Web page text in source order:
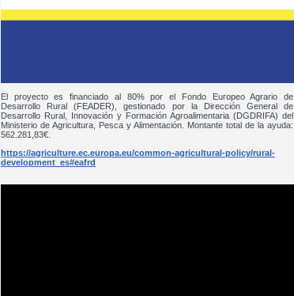
El proyecto es financiado al 80% por el Fondo Europeo Agrario de
Desarrollo Rural (FEADER), gestionado por la Dirección General de
Desarrollo Rural, Innovación y Formación Agroalimentaria (DGDRIFA) del
Ministerio de Agricultura, Pesca y Alimentación. Montante total de la ayuda:
562.281,83€.
https://agriculture.ec.europa.eu/common-agricultural-policy/rural-
development_es#eafrd